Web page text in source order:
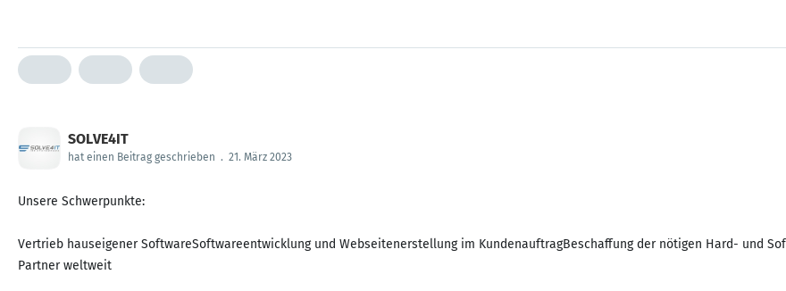
SOLVE4IT
hat einen Beitrag geschrieben . 21. März 2023
Unsere Schwerpunkte:
Vertrieb hauseigener SoftwareSoftwareentwicklung und Webseitenerstellung im KundenauftragBeschaffung der nötigen Hard- und
Partner weltweit